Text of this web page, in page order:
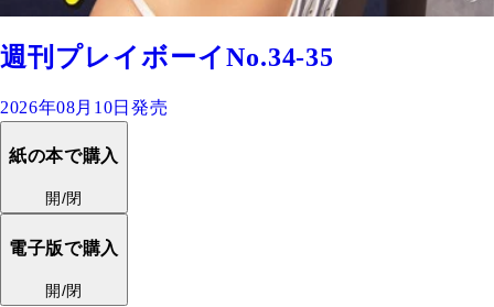
週刊プレイボーイNo.34-35
2026年08月10日発売
紙の本で購入
開/閉
電子版で購入
開/閉